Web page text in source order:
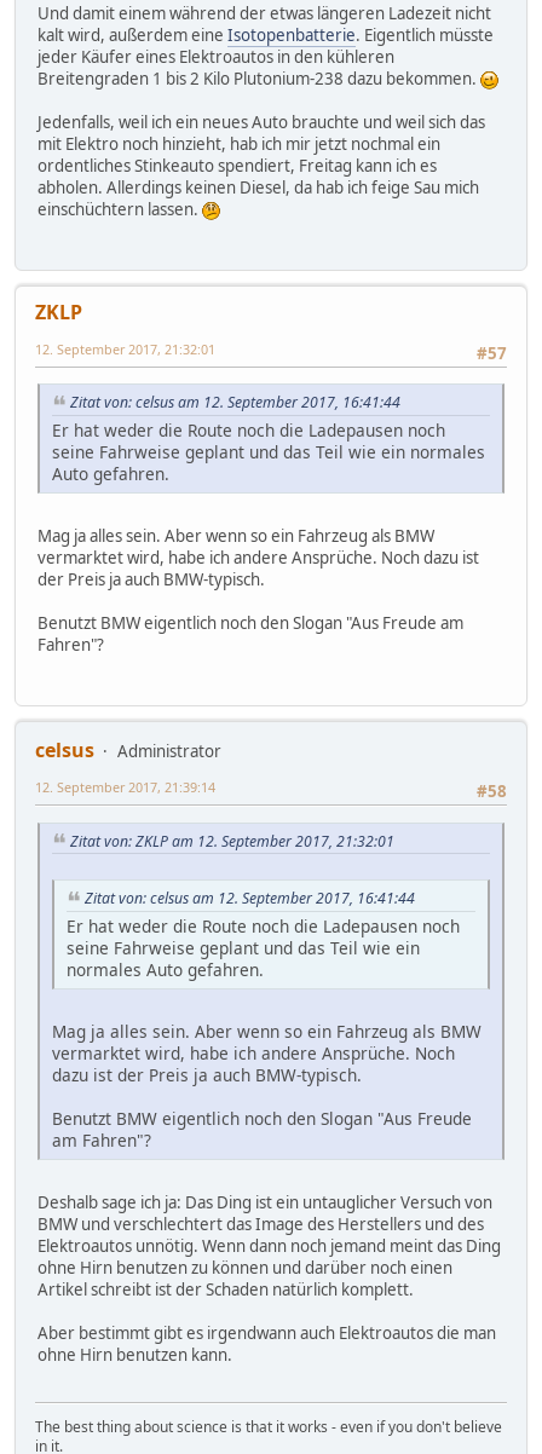
Und damit einem während der etwas längeren Ladezeit nicht
kalt wird, außerdem eine Isotopenbatterie. Eigentlich müsste
jeder Käufer eines Elektroautos in den kühleren
Breitengraden 1 bis 2 Kilo Plutonium-238 dazu bekommen.
Jedenfalls, weil ich ein neues Auto brauchte und weil sich das
mit Elektro noch hinzieht, hab ich mir jetzt nochmal ein
ordentliches Stinkeauto spendiert, Freitag kann ich es
abholen. Allerdings keinen Diesel, da hab ich feige Sau mich
einschüchtern lassen.
ZKLP
#57
12. September 2017, 21:32:01
Zitat von: celsus am 12. September 2017, 16:41:44
Er hat weder die Route noch die Ladepausen noch
seine Fahrweise geplant und das Teil wie ein normales
Auto gefahren.
Mag ja alles sein. Aber wenn so ein Fahrzeug als BMW
vermarktet wird, habe ich andere Ansprüche. Noch dazu ist
der Preis ja auch BMW-typisch.
Benutzt BMW eigentlich noch den Slogan "Aus Freude am
Fahren"?
celsus
Administrator
#58
12. September 2017, 21:39:14
Zitat von: ZKLP am 12. September 2017, 21:32:01
Zitat von: celsus am 12. September 2017, 16:41:44
Er hat weder die Route noch die Ladepausen noch
seine Fahrweise geplant und das Teil wie ein
normales Auto gefahren.
Mag ja alles sein. Aber wenn so ein Fahrzeug als BMW
vermarktet wird, habe ich andere Ansprüche. Noch
dazu ist der Preis ja auch BMW-typisch.
Benutzt BMW eigentlich noch den Slogan "Aus Freude
am Fahren"?
Deshalb sage ich ja: Das Ding ist ein untauglicher Versuch von
BMW und verschlechtert das Image des Herstellers und des
Elektroautos unnötig. Wenn dann noch jemand meint das Ding
ohne Hirn benutzen zu können und darüber noch einen
Artikel schreibt ist der Schaden natürlich komplett.
Aber bestimmt gibt es irgendwann auch Elektroautos die man
ohne Hirn benutzen kann.
The best thing about science is that it works - even if you don't believe
in it.